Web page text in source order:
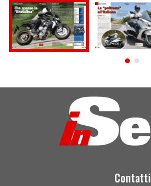
Contatti